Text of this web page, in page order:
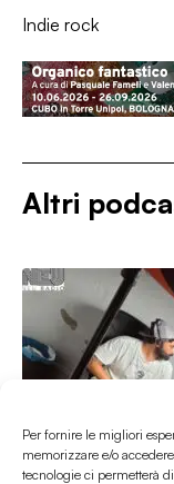
Per fornire le migliori
memorizzare e/o
tecnologie ci permetterà
Indie rock
Altri